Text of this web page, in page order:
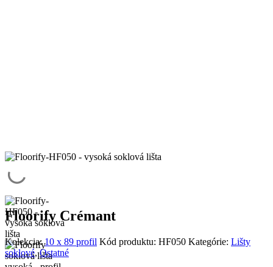
Floorify Crémant
Kolekcia:10 x 89 profil Kód produktu: HF050 Kategórie: Lišty
soklové,Ostatné